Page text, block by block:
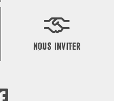
NOUS INVITER